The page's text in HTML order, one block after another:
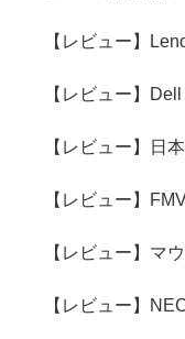
【レビュー】
【レビュー】Dell
【レビュー】日
【レビュー】
【レビュー】マ
【レビュー】